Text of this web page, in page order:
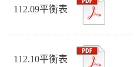
112.09平衡表
112.10平衡表